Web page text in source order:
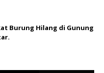
Burung Hilang di Gunung